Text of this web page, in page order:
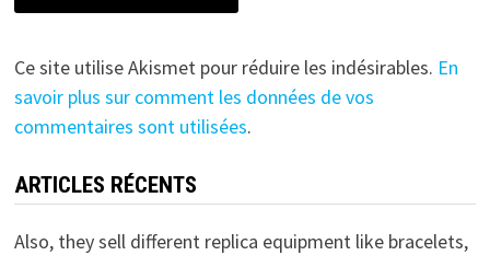
Ce site utilise Akismet pour réduire les indésirables. En
savoir plus sur comment les données de vos
commentaires sont utilisées.
ARTICLES RÉCENTS
Also, they sell different replica equipment like bracelets,